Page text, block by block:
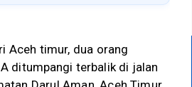
Aceh timur, dua orang
ditumpangi terbalik di jalan